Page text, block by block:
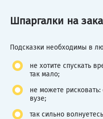
Шпаргалки на
Подсказки необходимы в
не хотите спускать
так мало;
не можете
вузе;
так сильно